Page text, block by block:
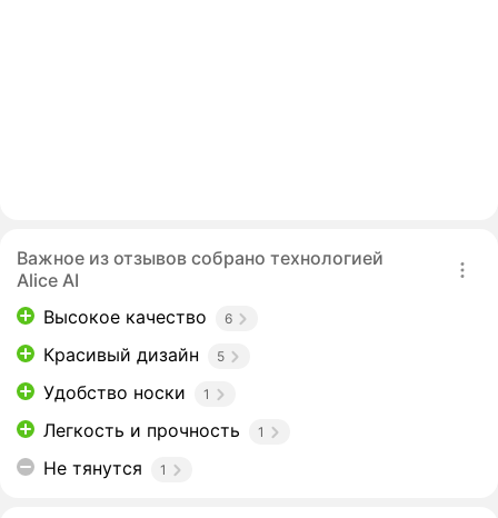
Важное из отзывов собрано технологией
Alice AI
Высокое качество
6
Красивый дизайн 5
Удобство носки 1
Легкость и прочность 1
Не тянутся 1